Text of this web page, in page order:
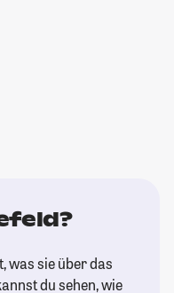
was sie über das
du sehen, wie